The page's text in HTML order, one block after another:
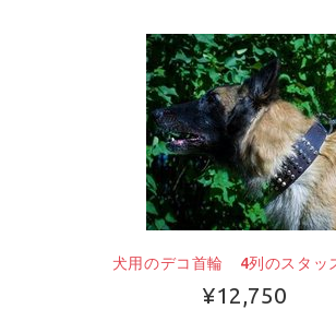
犬用のデコ首輪 4列のスタッ
¥12,750